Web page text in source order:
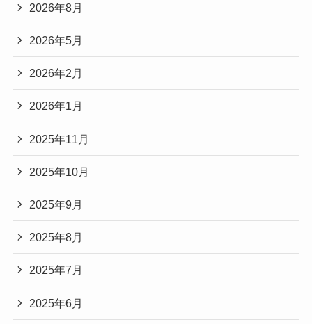
2026年8月
2026年5月
2026年2月
2026年1月
2025年11月
2025年10月
2025年9月
2025年8月
2025年7月
2025年6月